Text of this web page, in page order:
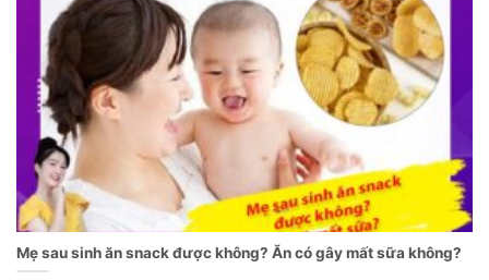
Mẹ sau sinh ăn snack được không? Ăn có gây mất sữa không?